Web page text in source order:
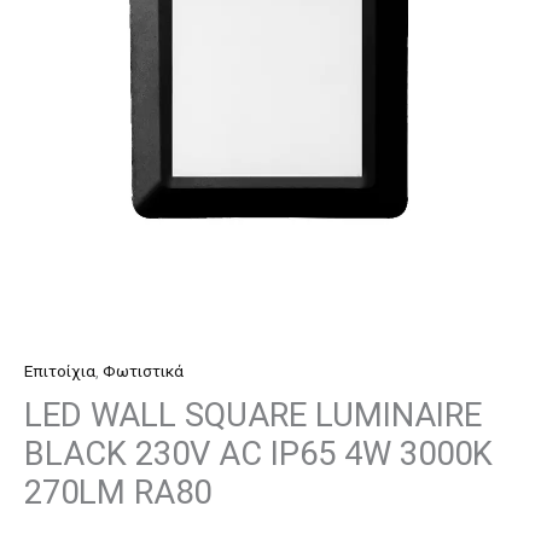
Επιτοίχια, Φωτιστικά
LED WALL SQUARE LUMINAIRE
BLACK 230V AC IP65 4W 3000K
270LM RA80